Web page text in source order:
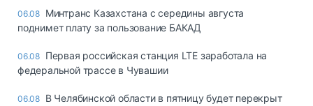
06.08 Минтранс Казахстана с середины августа
поднимет плату за пользование БАКАД
06.08 Первая российская станция LTE заработала на
федеральной трассе в Чувашии
06.08 В Челябинской области в пятницу будет перекрыт